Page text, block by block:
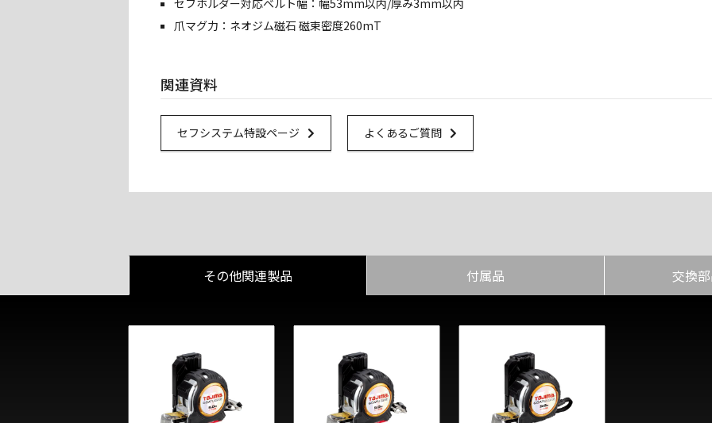
セフホルダー対応ベルト幅：幅53mm以内/厚み3mm以内
爪マグ力：ネオジム磁石 磁束密度260mT
関連資料
セフシステム特設ページ Url Link よくあるご質問 Url Link
その他関連製品 付属品 交換